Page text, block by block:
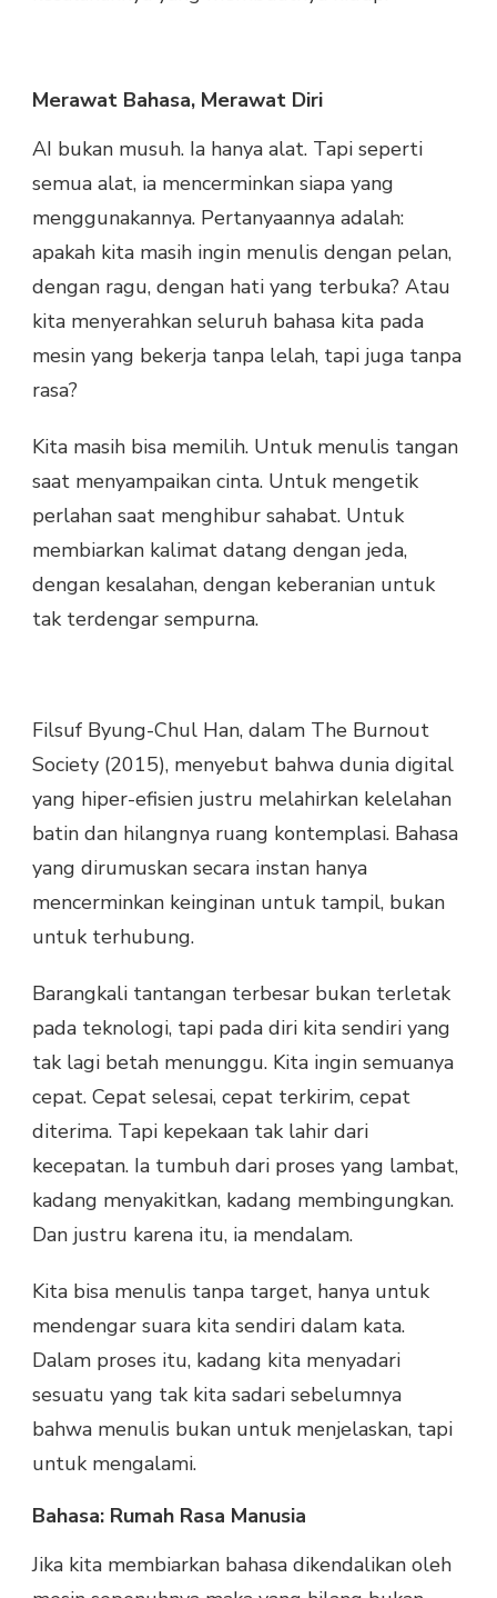
Merawat Bahasa, Merawat Diri
AI bukan musuh. Ia hanya alat. Tapi seperti
semua alat, ia mencerminkan siapa yang
menggunakannya. Pertanyaannya adalah:
apakah kita masih ingin menulis dengan pelan,
dengan ragu, dengan hati yang terbuka? Atau
kita menyerahkan seluruh bahasa kita pada
mesin yang bekerja tanpa lelah, tapi juga tanpa
rasa?
Kita masih bisa memilih. Untuk menulis tangan
saat menyampaikan cinta. Untuk mengetik
perlahan saat menghibur sahabat. Untuk
membiarkan kalimat datang dengan jeda,
dengan kesalahan, dengan keberanian untuk
tak terdengar sempurna.
Filsuf Byung-Chul Han, dalam The Burnout
Society (2015), menyebut bahwa dunia digital
yang hiper-efisien justru melahirkan kelelahan
batin dan hilangnya ruang kontemplasi. Bahasa
yang dirumuskan secara instan hanya
mencerminkan keinginan untuk tampil, bukan
untuk terhubung.
Barangkali tantangan terbesar bukan terletak
pada teknologi, tapi pada diri kita sendiri yang
tak lagi betah menunggu. Kita ingin semuanya
cepat. Cepat selesai, cepat terkirim, cepat
diterima. Tapi kepekaan tak lahir dari
kecepatan. Ia tumbuh dari proses yang lambat,
kadang menyakitkan, kadang membingungkan.
Dan justru karena itu, ia mendalam.
Kita bisa menulis tanpa target, hanya untuk
mendengar suara kita sendiri dalam kata.
Dalam proses itu, kadang kita menyadari
sesuatu yang tak kita sadari sebelumnya
bahwa menulis bukan untuk menjelaskan, tapi
untuk mengalami.
Bahasa: Rumah Rasa Manusia
Jika kita membiarkan bahasa dikendalikan oleh